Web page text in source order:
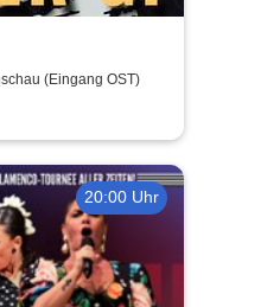
(Eingang OST)
20:00 Uhr